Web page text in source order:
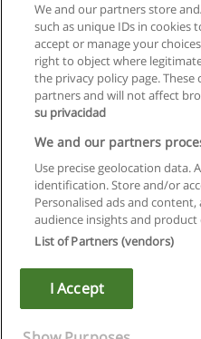
+
Правила
Copyright © Educaedu
We and our partners store
such as unique IDs in cookies
accept or manage your
right to object where
the privacy policy page.
partners and will not affect
su privacidad
We and our partners
Use precise geolocation data.
identification. Store and/or
Personalised ads and
audience insights and
List of Partners (vendors)
I Accept